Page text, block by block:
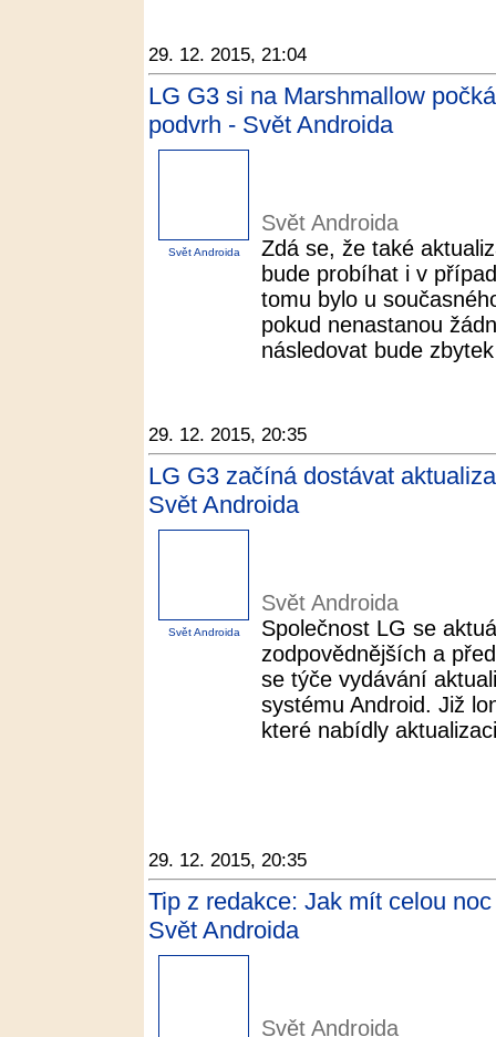
29. 12. 2015, 21:04
LG G3 si na Marshmallow
podvrh - Svět Androida
Svět Androida
Svět Androida
Zdá se, že také
bude probíhat i v
tomu bylo u
pokud nenastanou
následovat bude
29. 12. 2015, 20:35
LG G3 začíná dostávat
Svět Androida
Svět Androida
Svět Androida
Společnost LG se
zodpovědnějších a
se týče vydávání
systému Android. Již
které nabídly
29. 12. 2015, 20:35
Tip z redakce: Jak mít celou
Svět Androida
Svět Androida